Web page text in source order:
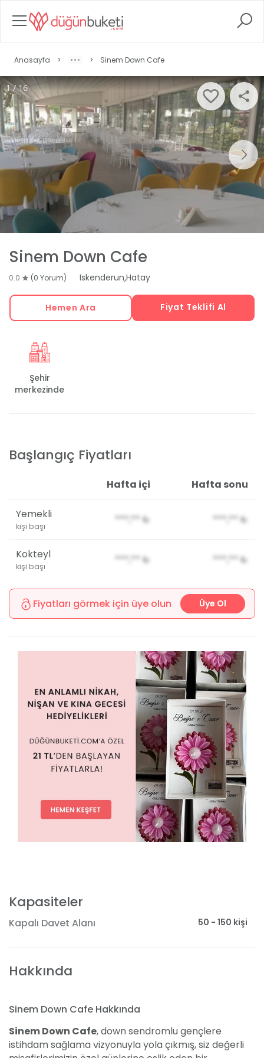
Anasayfa > > Sinem Down Cafe
1 / 16
Sinem Down Cafe
0.0 (0 Yorum) Iskenderun,Hatay
Hemen Ara Fiyat Teklifi Al
Şehir
merkezinde
Başlangıç Fiyatları
Hafta içi Hafta sonu
Yemekli
kişi başı
***,** ₺ ***,** ₺
Kokteyl
kişi başı
***,** ₺ ***,** ₺
Fiyatları görmek için üye olun Üye Ol
Kapasiteler
Kapalı Davet Alanı 50 - 150 kişi
Hakkında
Sinem Down Cafe Hakkında
Sinem Down Cafe, down sendromlu gençlere
istihdam sağlama vizyonuyla yola çıkmış, siz değerli